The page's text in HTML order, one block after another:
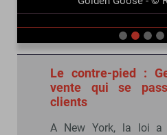
Le contre-pied :
vente qui se
clients
A New York, la loi a